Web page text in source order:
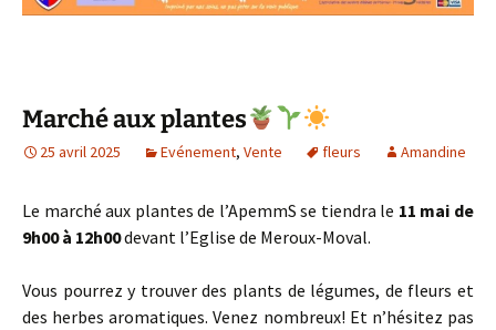
Marché aux plantes
25 avril 2025 Evénement, Vente fleurs Amandine
Le marché aux plantes de l’ApemmS se tiendra le 11 mai de
9h00 à 12h00devant l’Eglise de Meroux-Moval.
Vous pourrez y trouver des plants de légumes, de fleurs et
des herbes aromatiques. Venez nombreux! Et n’hésitez pas